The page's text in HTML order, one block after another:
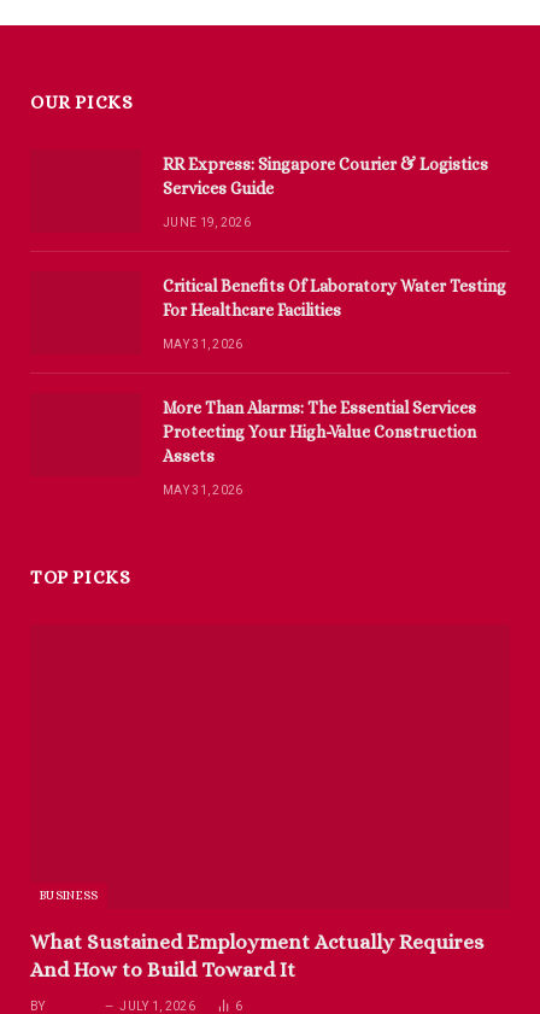
OUR PICKS
RR Express: Singapore Courier & Logistics
Services Guide
JUNE 19, 2026
Critical Benefits Of Laboratory Water Testing
For Healthcare Facilities
MAY 31, 2026
More Than Alarms: The Essential Services
Protecting Your High-Value Construction
Assets
MAY 31, 2026
TOP PICKS
BUSINESS
What Sustained Employment Actually Requires
And How to Build Toward It
BY JULY 1, 2026 6